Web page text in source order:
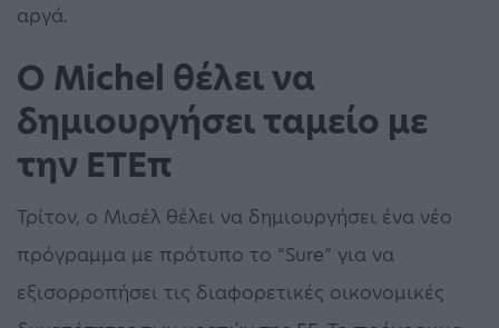
αργά.
Ο Michel θέλει να
δημιουργήσει ταμείο με
την ΕΤΕπ
Τρίτον, ο Μισέλ θέλει να δημιουργήσει ένα νέο
πρόγραμμα με πρότυπο το “Sure” για να
εξισορροπήσει τις διαφορετικές οικονομικές